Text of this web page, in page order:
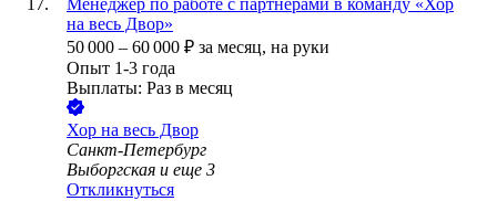
Менеджер по работе с партнерами в команду «Хор
на весь Двор»
50 000 – 60 000 ₽ за месяц, на руки
Опыт 1-3 года
Выплаты: Раз в месяц
Хор на весь Двор
Санкт-Петербург
Выборгская и еще 3
Откликнуться